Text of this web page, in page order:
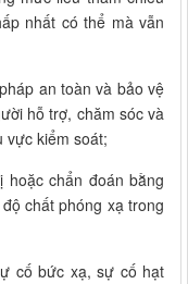
nhất có thể mà vẫn
an toàn và bảo vệ
hỗ trợ, chăm sóc và
vực kiểm soát;
chẩn đoán bằng
chất phóng xạ trong
cố bức xạ, sự cố hạt